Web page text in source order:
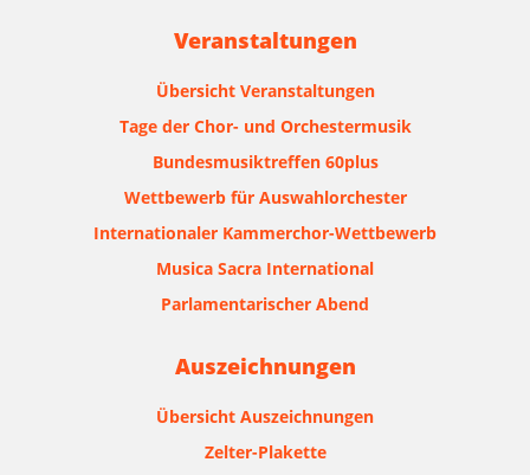
Veranstaltungen
Übersicht Veranstaltungen
Tage der Chor- und Orchestermusik
Bundesmusiktreffen 60plus
Wettbewerb für Auswahlorchester
Internationaler Kammerchor-Wettbewerb
Musica Sacra International
Parlamentarischer Abend
Auszeichnungen
Übersicht Auszeichnungen
Zelter-Plakette